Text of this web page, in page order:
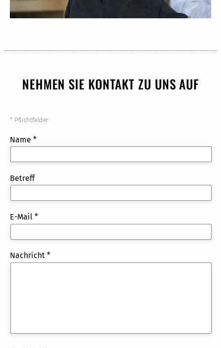
NEHMEN SIE KONTAKT ZU UNS AUF
Name *
Betreff
* Pflichtfelder
E-Mail *
Nachricht *